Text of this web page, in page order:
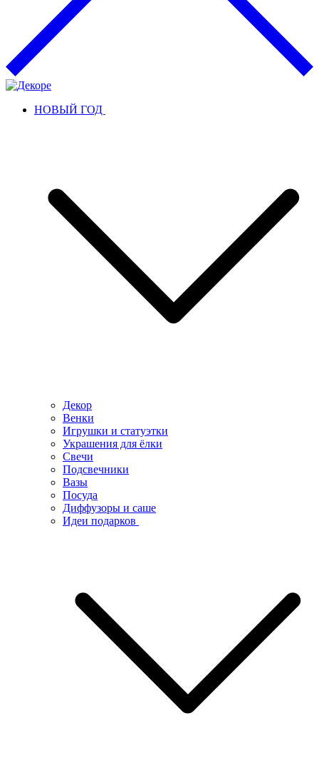
НОВЫЙ ГОД
Декор
Венки
Игрушки и статуэтки
Украшения для ёлки
Свечи
Подсвечники
Вазы
Посуда
Диффузоры и саше
Идеи подарков